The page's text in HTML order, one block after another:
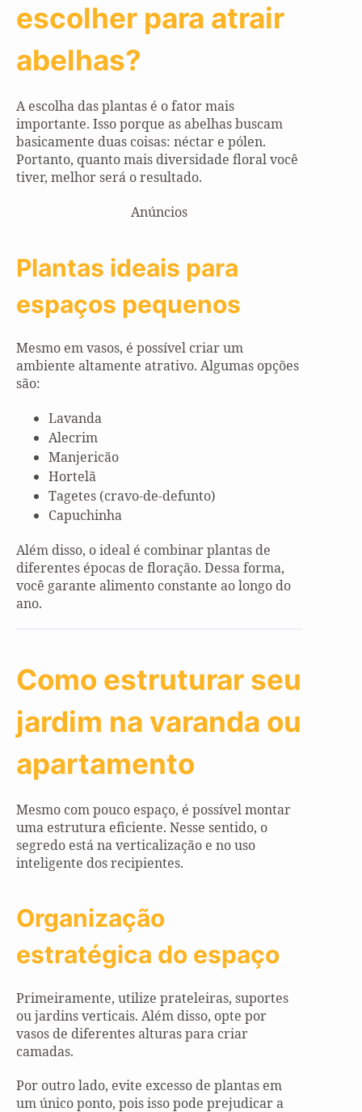
escolher para atrair
abelhas?
A escolha das plantas é o fator mais
importante. Isso porque as abelhas buscam
basicamente duas coisas: néctar e pólen.
Portanto, quanto mais diversidade floral você
tiver, melhor será o resultado.
Anúncios
Plantas ideais para
espaços pequenos
Mesmo em vasos, é possível criar um
ambiente altamente atrativo. Algumas opções
são:
Lavanda
Alecrim
Manjericão
Hortelã
Tagetes (cravo-de-defunto)
Capuchinha
Além disso, o ideal é combinar plantas de
diferentes épocas de floração. Dessa forma,
você garante alimento constante ao longo do
ano.
Como estruturar seu
jardim na varanda ou
apartamento
Mesmo com pouco espaço, é possível montar
uma estrutura eficiente. Nesse sentido, o
segredo está na verticalização e no uso
inteligente dos recipientes.
Organização
estratégica do espaço
Primeiramente, utilize prateleiras, suportes
ou jardins verticais. Além disso, opte por
vasos de diferentes alturas para criar
camadas.
Por outro lado, evite excesso de plantas em
um único ponto, pois isso pode prejudicar a